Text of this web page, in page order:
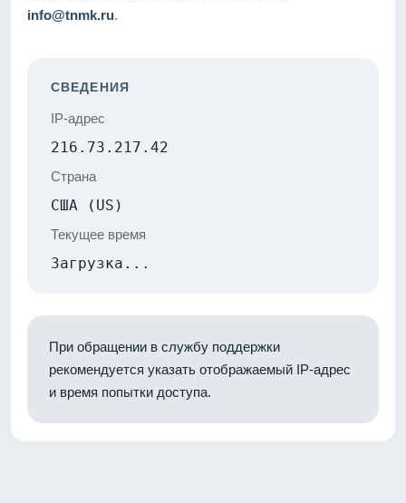
info@tnmk.ru.
СВЕДЕНИЯ
IP-адрес
216.73.217.42
Страна
США (US)
Текущее время
Загрузка...
При обращении в службу поддержки
рекомендуется указать отображаемый IP-адрес
и время попытки доступа.